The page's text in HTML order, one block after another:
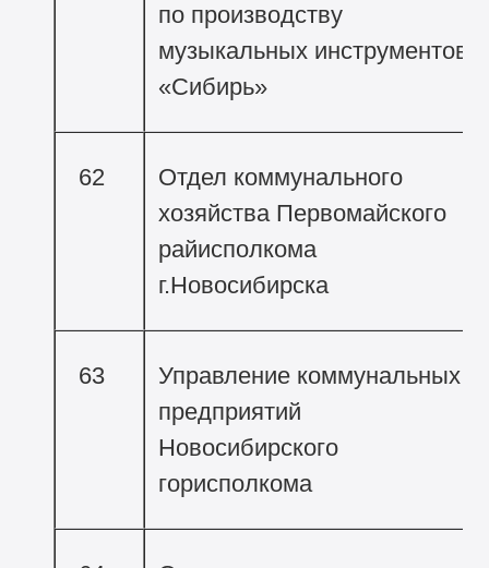
по производству
музыкальных инструментов
«Сибирь»
62
Отдел коммунального
хозяйства Первомайского
райисполкома
г.Новосибирска
63
Управление коммунальных
предприятий
Новосибирского
горисполкома